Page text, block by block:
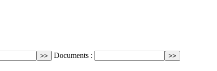
Documents :